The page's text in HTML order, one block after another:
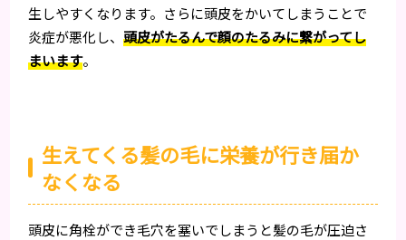
生しやすくなります。さらに頭皮をかいてしまうことで
炎症が悪化し、頭皮がたるんで顔のたるみに繋がってし
まいます。
生えてくる髪の毛に栄養が行き届か
なくなる
頭皮に角栓ができ毛穴を塞いでしまうと髪の毛が圧迫さ